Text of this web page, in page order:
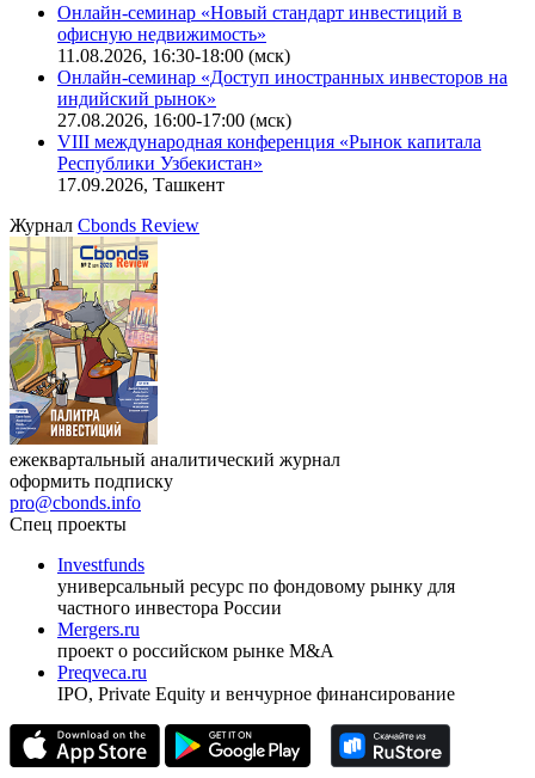
Онлайн-семинар «Новый стандарт инвестиций в
офисную недвижимость»
11.08.2026, 16:30-18:00 (мск)
Онлайн-семинар «Доступ иностранных инвесторов на
индийский рынок»
27.08.2026, 16:00-17:00 (мск)
VIII международная конференция «Рынок капитала
Республики Узбекистан»
17.09.2026, Ташкент
Журнал Cbonds Review
ежеквартальный аналитический журнал
оформить подписку
pro@cbonds.info
Спец проекты
Investfunds
универсальный ресурс по фондовому рынку для
частного инвестора России
Mergers.ru
проект о российском рынке M&A
Preqveca.ru
IPO, Private Equity и венчурное финансирование